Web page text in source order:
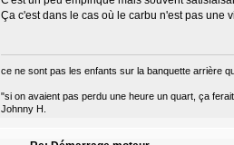
Ça c'est dans le cas où le carbu n'est pas une
ce ne sont pas les enfants sur la banquette arrière
"si on avaient pas perdu une heure un quart, ça
Johnny H.